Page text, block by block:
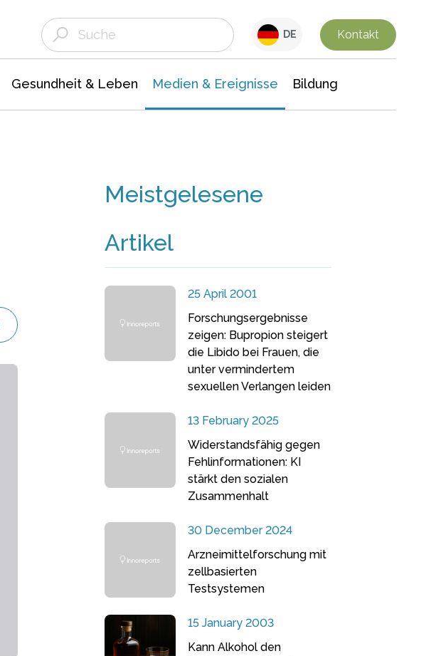
DE Kontakt
Gesundheit & Leben Medien & Ereignisse Bildung
Meistgelesene
Artikel
25 April 2001
Forschungsergebnisse
zeigen: Bupropion steigert
die Libido bei Frauen, die
unter vermindertem
sexuellen Verlangen leiden
13 February 2025
Widerstandsfähig gegen
Fehlinformationen: KI
stärkt den sozialen
Zusammenhalt
30 December 2024
Arzneimittelforschung mit
zellbasierten
Testsystemen
15 January 2003
Kann Alkohol den